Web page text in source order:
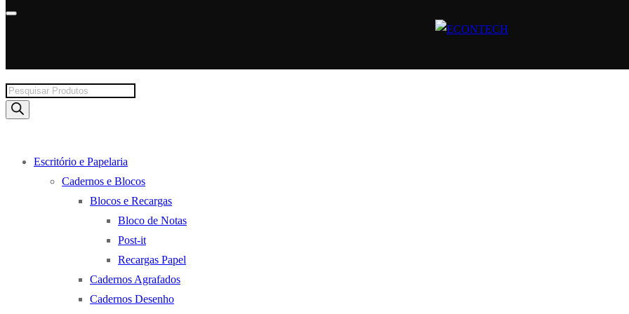
Products
search
Escritório e Papelaria
Cadernos e Blocos
Blocos e Recargas
Bloco de Notas
Post-it
Recargas Papel
Cadernos Agrafados
Cadernos Desenho